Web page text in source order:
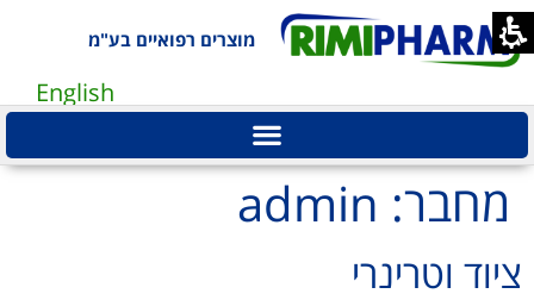
מוצרים רפואיים בע"מ
English
מחבר: admin
ציוד וטרינרי